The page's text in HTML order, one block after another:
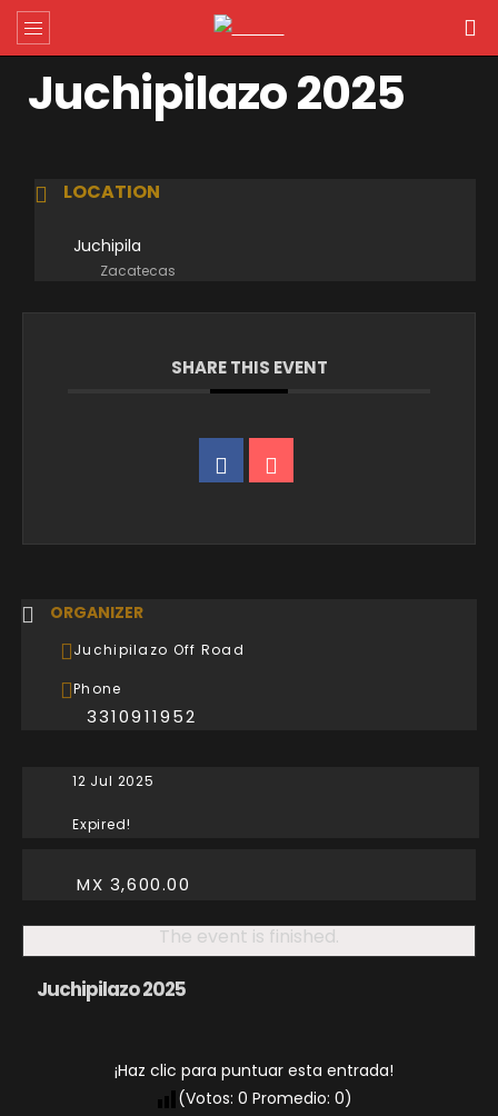
Juchipilazo 2025
LOCATION
Juchipila
Zacatecas
SHARE THIS EVENT
ORGANIZER
Juchipilazo Off Road
Phone
3310911952
12 Jul 2025
Expired!
MX 3,600.00
The event is finished.
Juchipilazo 2025
¡Haz clic para puntuar esta entrada!
(Votos: 0 Promedio: 0)